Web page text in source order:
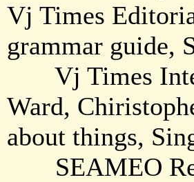
Vj Times
grammar guide,
Vj Times
Ward,
about things,
SEAMEO